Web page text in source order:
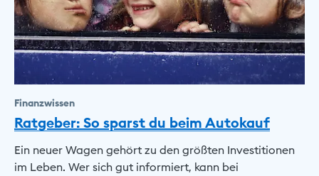
Finanzwissen
Ratgeber: So sparst du beim Autokauf
Ein neuer Wagen gehört zu den größten Investitionen
im Leben. Wer sich gut informiert, kann bei